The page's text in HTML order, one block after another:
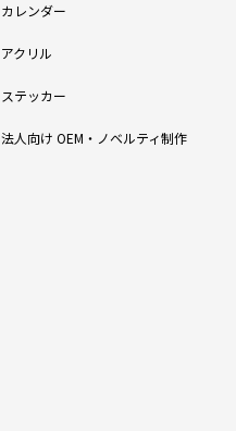
カレンダー
アクリル
ステッカー
法人向け OEM・ノベルティ制作